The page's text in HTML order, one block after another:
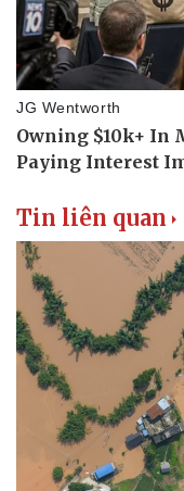
Thể thao
Bóng đá
Tin liên quan